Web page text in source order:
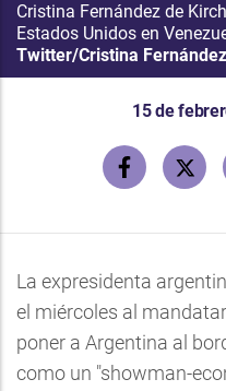
Cristina Fernández de
Estados Unidos en
Twitter/Cristina
15 de
La expresidenta
el miércoles al
poner a Argentina al
como un "showman-